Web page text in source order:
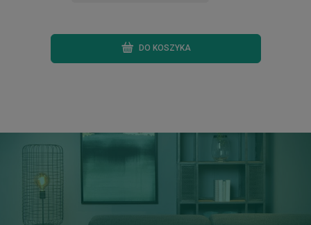
DO KOSZYKA